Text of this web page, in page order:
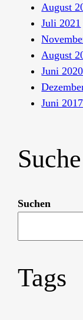
August
Juli 2021
August
Juni 2020
Juni 2017
Suche
Suchen
Tags